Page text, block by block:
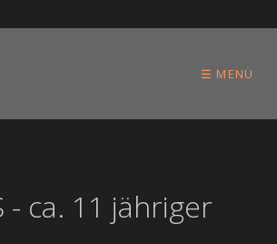
☰ MENÜ
- ca. 11 jähriger